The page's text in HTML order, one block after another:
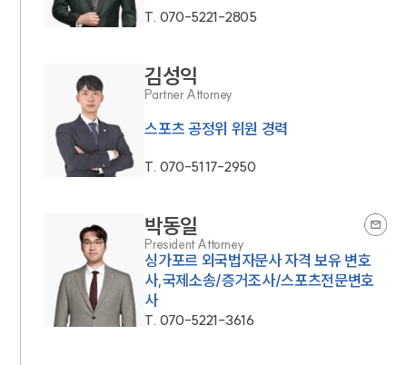
T. 070-5221-2805
김성익
Partner Attorney
스포츠 공정위 위원 경력
T. 070-5117-2950
박동일
President Attorney
싱가포르 외국법자문사 자격 보유 변호
사,국제소송/증거조사/스포츠전문변호
사
T. 070-5221-3616